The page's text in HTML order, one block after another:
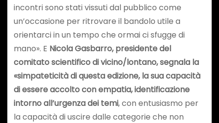
incontri sono stati vissuti dal pubblico come
un’occasione per ritrovare il bandolo utile a
orientarci in un tempo che ormai ci sfugge di
mano». E Nicola Gasbarro, presidente del
comitato scientifico di vicino/lontano, segnala la
«simpateticità di questa edizione, la sua capacità
di essere accolto con empatia, identificazione
intorno all’urgenza dei temi, con entusiasmo per
la capacità di uscire dalle categorie che non